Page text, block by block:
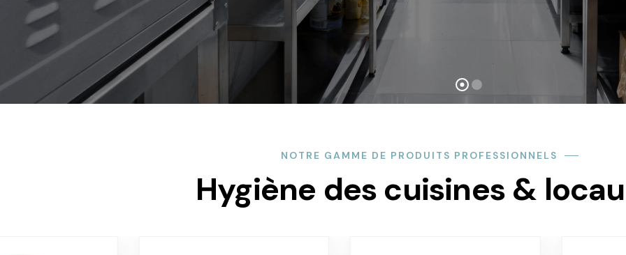
NOTRE GAMME DE PRODUITS PROFESSIONNELS
Hygiène des cuisines &